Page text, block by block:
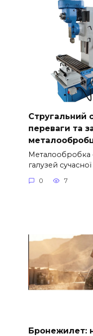
Стругальний
переваги та
Металообробка
галузей сучасної
0 7
Бронежилет: